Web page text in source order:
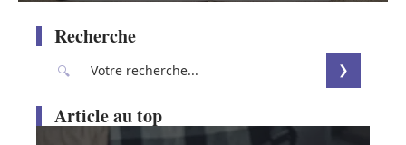
Recherche
Article au top